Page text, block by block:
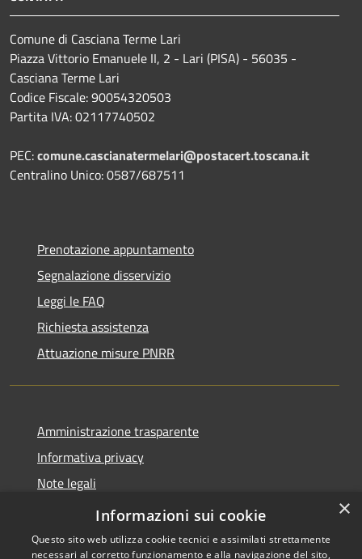
Comune di Casciana Terme Lari
Piazza Vittorio Emanuele II, 2 - Lari (PISA) - 56035 -
Casciana Terme Lari
Codice Fiscale: 90054320503
Partita IVA: 02117740502
PEC:comune.cascianatermelari@postacert.toscana.it
Centralino Unico: 0587/687511
Prenotazione appuntamento
Segnalazione disservizio
Leggi le FAQ
Richiesta assistenza
Attuazione misure PNRR
Amministrazione trasparente
Informativa privacy
Note legali
Dichiarazione di accessibilità
×
Informazioni sui cookie
Questo sito web utilizza cookie tecnici e assimilati strettamente
necessari al corretto funzionamento e alla navigazione del sito,